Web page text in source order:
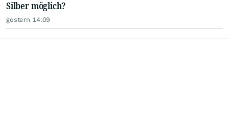
Silber möglich?
gestern 14:09